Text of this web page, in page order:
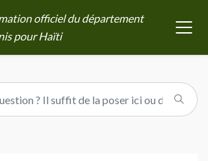
officiel du département
pour Haïti